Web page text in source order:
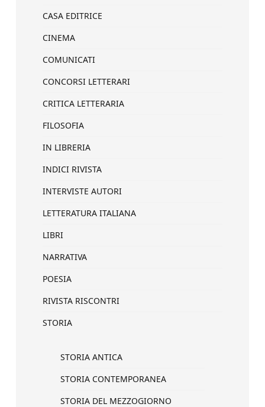
CASA EDITRICE
CINEMA
COMUNICATI
CONCORSI LETTERARI
CRITICA LETTERARIA
FILOSOFIA
IN LIBRERIA
INDICI RIVISTA
INTERVISTE AUTORI
LETTERATURA ITALIANA
LIBRI
NARRATIVA
POESIA
RIVISTA RISCONTRI
STORIA
STORIA ANTICA
STORIA CONTEMPORANEA
STORIA DEL MEZZOGIORNO